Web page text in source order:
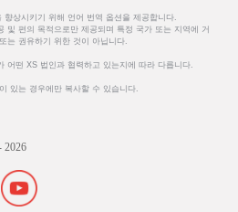
상시키기 위해 언어 번역 옵션을 제공합니다.
및 편의 목적으로만 제공되며 특정 국가 또는 지역에 거
는 권유하기 위한 것이 아닙니다.
어떤 XS 법인과 협력하고 있는지에 따라 다릅니다.
있는 경우에만 복사할 수 있습니다.
2026